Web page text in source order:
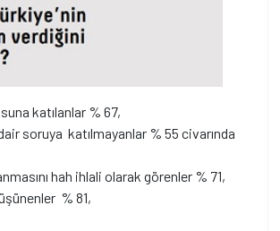
katılanlar % 67,
soruya katılmayanlar % 55 civarında
hah ihlali olarak görenler % 71,
% 81,